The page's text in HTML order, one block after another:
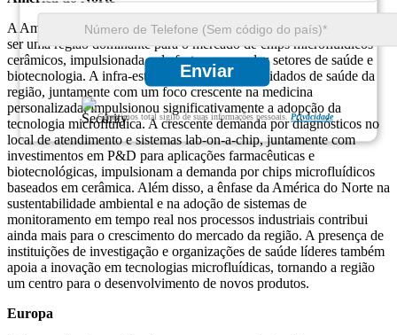
Enviar
Garantimos total sigilo de suas informações pessoais. Privacidade
A América do Norte, particularmente os Estados Unidos, continua a
ser uma região dominante para o mercado de chips microfluídicos
cerâmicos, impulsionada pela forte procura dos setores de saúde e
biotecnologia. A infra-estrutura avançada de cuidados de saúde da
região, juntamente com um foco crescente na medicina
personalizada, impulsionou significativamente a adopção da
tecnologia microfluídica. A crescente demanda por diagnósticos no
local de atendimento e sistemas lab-on-a-chip, juntamente com
investimentos em P&D para aplicações farmacêuticas e
biotecnológicas, impulsionam a demanda por chips microfluídicos
baseados em cerâmica. Além disso, a ênfase da América do Norte na
sustentabilidade ambiental e na adoção de sistemas de
monitoramento em tempo real nos processos industriais contribui
ainda mais para o crescimento do mercado da região. A presença de
instituições de investigação e organizações de saúde líderes também
apoia a inovação em tecnologias microfluídicas, tornando a região
um centro para o desenvolvimento de novos produtos.
Europa